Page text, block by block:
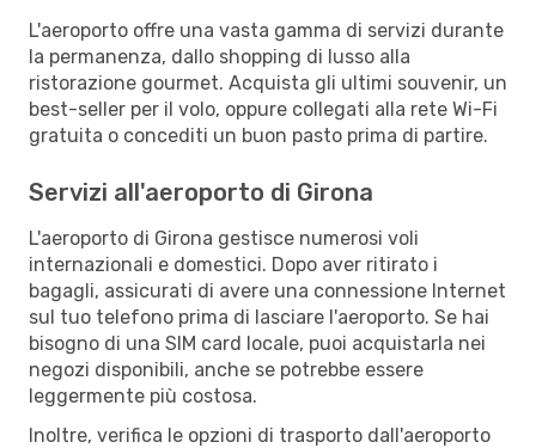
L'aeroporto offre una vasta gamma di servizi durante
la permanenza, dallo shopping di lusso alla
ristorazione gourmet. Acquista gli ultimi souvenir, un
best-seller per il volo, oppure collegati alla rete Wi-Fi
gratuita o concediti un buon pasto prima di partire.
Servizi all'aeroporto di Girona
L'aeroporto di Girona gestisce numerosi voli
internazionali e domestici. Dopo aver ritirato i
bagagli, assicurati di avere una connessione Internet
sul tuo telefono prima di lasciare l'aeroporto. Se hai
bisogno di una SIM card locale, puoi acquistarla nei
negozi disponibili, anche se potrebbe essere
leggermente più costosa.
Inoltre, verifica le opzioni di trasporto dall'aeroporto